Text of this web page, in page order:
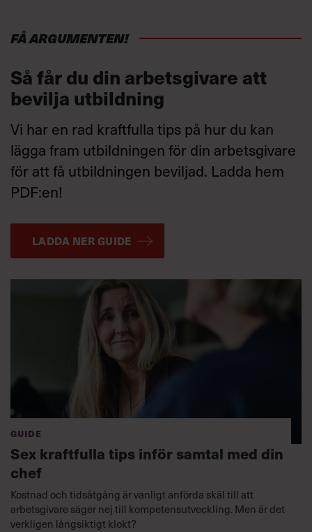
du lärt dig blir en del av dig på ett konkret sätt.
om vår pedagogik och strategi för att skapa
effekt, samtidigt som din chef får värdefulla
medarbetare innan, under och efter utbildningen.
Det bäddar för ett verkligt effektfullt och
utvecklande lärande.
TA REDA PÅ MER OCH BOKA PLATS!
FÅ ARGUMENTEN!
Så får du din arbetsgivare att
bevilja utbildning
Vi har en rad kraftfulla tips på hur du kan
lägga fram utbildningen för din arbetsgivare
för att få utbildningen beviljad. Ladda hem
PDF:en!
LADDA NER GUIDE
GUIDE
Sex kraftfulla tips inför samtal med din
chef
Kostnad och tidsåtgång är vanligt anförda skäl till att
arbetsgivare säger nej till kompetensutveckling. Men är det
verkligen långsiktigt klokt?